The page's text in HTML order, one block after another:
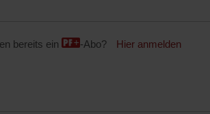
bereits ein -Abo? Hier anmelden